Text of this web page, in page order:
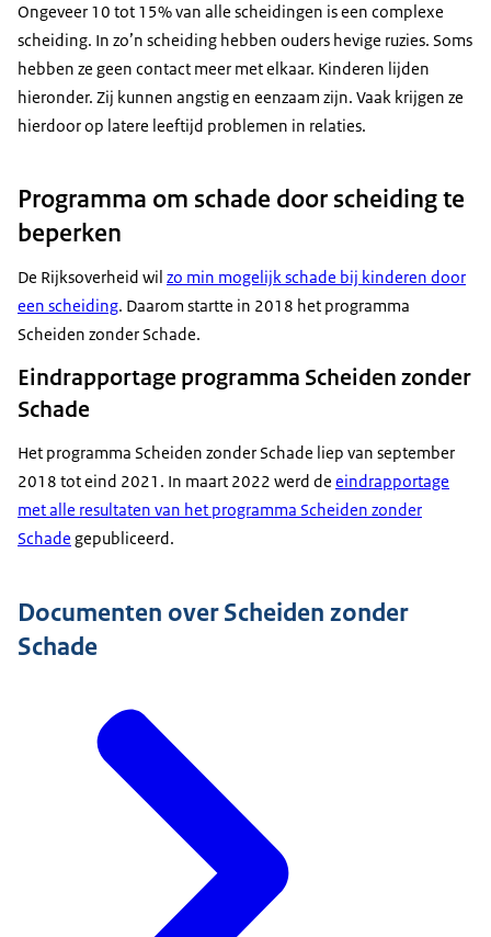
Ongeveer 10 tot 15% van alle scheidingen is een complexe
scheiding. In zo’n scheiding hebben ouders hevige ruzies. Soms
hebben ze geen contact meer met elkaar. Kinderen lijden
hieronder. Zij kunnen angstig en eenzaam zijn. Vaak krijgen ze
hierdoor op latere leeftijd problemen in relaties.
Programma om schade door scheiding te
beperken
De Rijksoverheid wil zo min mogelijk schade bij kinderen door
een scheiding. Daarom startte in 2018 het programma
Scheiden zonder Schade.
Eindrapportage programma Scheiden zonder
Schade
Het programma Scheiden zonder Schade liep van september
2018 tot eind 2021. In maart 2022 werd de eindrapportage
met alle resultaten van het programma Scheiden zonder
Schade gepubliceerd.
Documenten over Scheiden zonder
Schade